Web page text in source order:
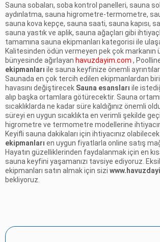
Sauna sobaları, soba kontrol panelleri, sauna
aydınlatma, sauna higrometre-termometre,
sauna kova kepçe, sauna saati, sauna kapısı,
sauna yastık ve aplik, sauna ağaçları gibi
tamamına sauna ekipmanları kategorisi ile
Kalitesinden ödün vermeyen pek çok markanın
bünyesinde ağırlayan havuzdayim.com ,
ekipmanları ile sauna keyfinize önemli
Saunada en çok tercih edilen ekipmanlardan
havasını değiştirecek Sauna esansları ile
alıp başka ortamlara götürecektir. Sauna
sıcaklıklarda ne kadar süre kaldığınız önemli
süreyi en uygun sıcaklıkta en verimli şekilde
higrometre ve termometre modellerine
Keyifli sauna dakikaları için ihtiyacınız
ekipmanları en uygun fiyatlarla online satış
Hayatın güzelliklerinden faydalanmak için en
sauna keyfini yaşamanızı tavsiye ediyoruz.
ekipmanları satın almak için sizi
bekliyoruz.